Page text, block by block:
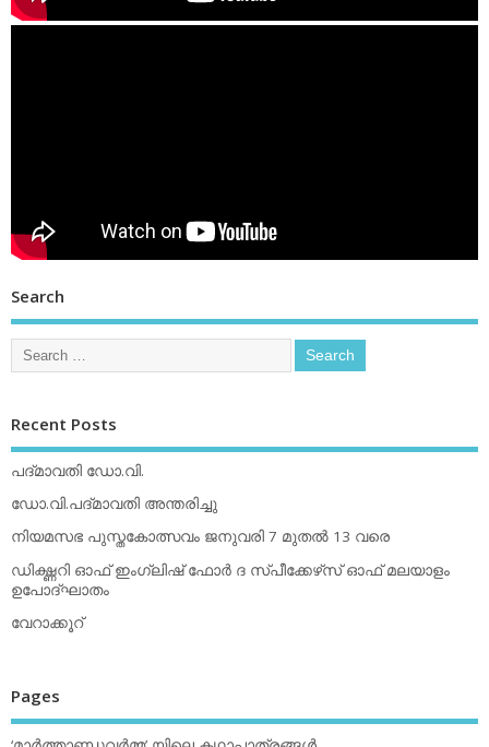
Search
Recent Posts
പദ്മാവതി ഡോ.വി.
ഡോ.വി.പദ്മാവതി അന്തരിച്ചു
നിയമസഭ പുസ്തകോത്സവം ജനുവരി 7 മുതല്‍ 13 വരെ
ഡിക്ഷ്ണറി ഓഫ് ഇംഗ്ലിഷ് ഫോര്‍ ദ സ്പീക്കേഴ്‌സ് ഓഫ് മലയാളം
ഉപോദ്ഘാതം
വേറാക്കൂറ്
Pages